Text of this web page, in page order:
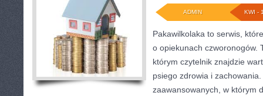
KWI -
ADMIN
Pakawilkolaka to serwis,
o opiekunach czworonogów.
którym czytelnik znajdzie
psiego zdrowia i
zaawansowanych, w którym